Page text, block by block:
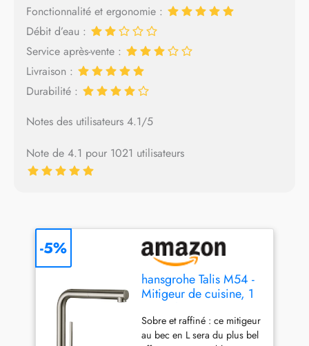
Fonctionnalité et ergonomie :
Débit d’eau :
Service après-vente :
Livraison :
Durabilité :
Notes des utilisateurs 4.1/5
Note de 4.1 pour 1021 utilisateurs
hansgrohe Talis M54 -
Mitigeur de cuisine, 1
hauteur sous bec 270
mm, Robinetterie avec
Sobre et raffiné : ce mitigeur
au bec en L sera du plus bel
-5%